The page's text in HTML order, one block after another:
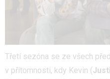
Třetí sezóna se ze všech
v přítomnosti, kdy Kevin (